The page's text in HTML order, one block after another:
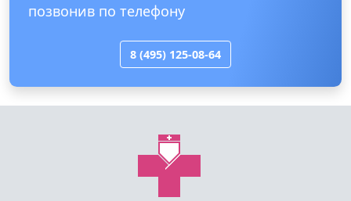
позвонив по телефону
8 (495) 125-08-64